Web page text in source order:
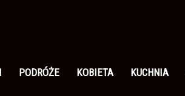
PODRÓŻE KOBIETA KUCHNIA